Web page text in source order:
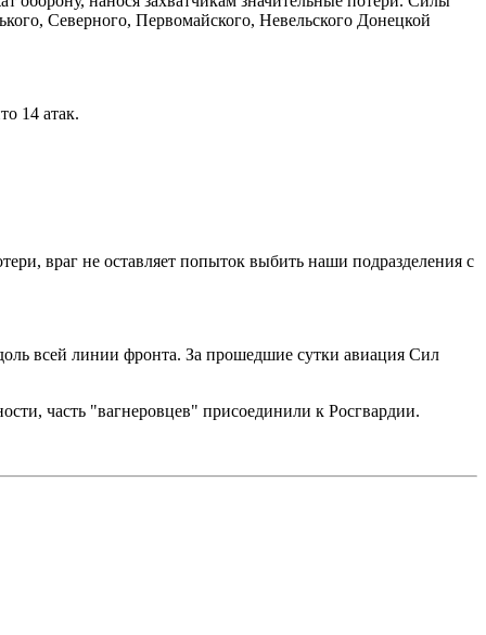
Северного, Первомайского, Невельского Донецкой
14 атак.
враг не оставляет попыток выбить наши подразделения с
всей линии фронта. За прошедшие сутки авиация Сил
часть "вагнеровцев" присоединили к Росгвардии.